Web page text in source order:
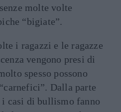
molte volte
“bigiate”.
i ragazzi e le ragazze
vengono presi di
spesso possono
Dalla parte
casi di bullismo fanno